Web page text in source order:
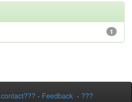
1
- Feedback - ???